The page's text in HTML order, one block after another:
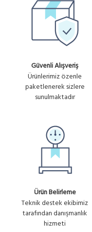
WINET FIREWALL-
AY TEKNIK DESTEK
WINET-TSW-1
WINET WIPOINT
DESTEK
WINET-TSH-6
WINET HOTSPOT
DESTEK
WINET-TSW-6
WINET WIPOINT
DESTEK
WINET-TSFR-6
AY TEKNİK DESTEK
Güvenli Alışveriş
Ürünlerimiz özenle
paketlenerek sizlere
sunulmaktadır
Ürün Belirleme
Teknik destek ekibimiz
tarafından danışmanlık
hizmeti